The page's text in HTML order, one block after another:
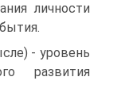
личности
- уровень
развития